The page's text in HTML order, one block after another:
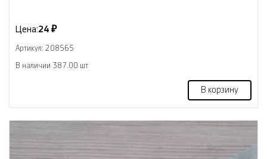
Цена:24 ₽
Артикул: 208565
В наличии 387.00 шт
В корзину